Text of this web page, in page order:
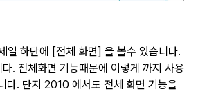
일 하단에 [전체 화면] 을 볼수 있습니다.
다. 전체화면 기능때문에 이렇게 까지 사용
다. 단지 2010 에서도 전체 화면 기능을